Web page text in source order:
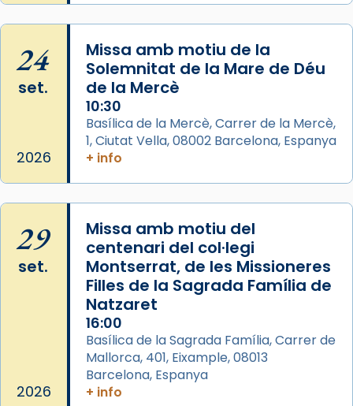
eterna”) són deixebles seves. I l’any 1667, el
frare Joan Gaspar Roig, afirma en una obra
que les santes són filles de l’antiga Iluro.
Mataró en reivindicarà les relíquies fins que
les aconseguirà el 1772. L’ofici que es canta
a la “Missa de les Santes” (“Missa de
pontifici, amb orquestra i cor, i té una
duració aproximada de tres hores. Després,
processó (recuperada el 1972) al voltant
del temple amb les relíquies de les santes.
Des de 1985 hi participa també un grup de
diablesses amb música i ball propis. Festa
gran a Mataró.
«Si vols saber què és calor, ves per les
Santes a Mataró»🥵.
24
set.
2026
Missa amb motiu de la
Solemnitat de la Mare de Déu
de la Mercè
10:30
Basílica de la Mercè, Carrer de la Mercè,
1, Ciutat Vella, 08002 Barcelona, Espanya
+ info
29
set.
2026
Missa amb motiu del
centenari del col·legi
Montserrat, de les Missioneres
Filles de la Sagrada Família de
Natzaret
16:00
Basílica de la Sagrada Família, Carrer de
Mallorca, 401, Eixample, 08013
Barcelona, Espanya
+ info